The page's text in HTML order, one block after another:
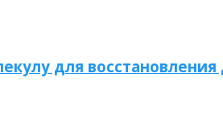
для